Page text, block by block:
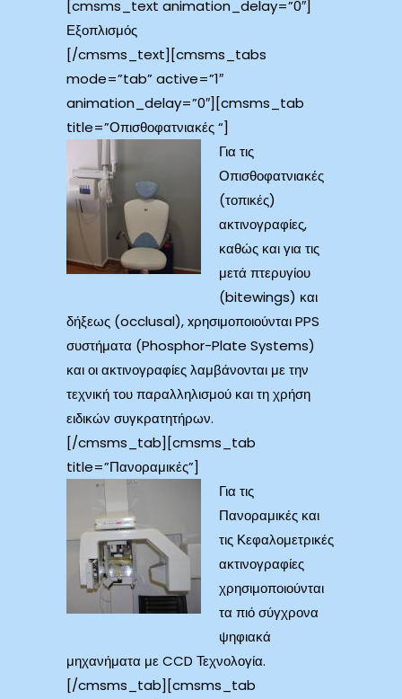
[cmsms_text animation_delay=”0″]
Εξοπλισμός
[/cmsms_text][cmsms_tabs
mode=”tab” active=”1″
animation_delay=”0″][cmsms_tab
title=”Οπισθοφατνιακές “]
Για τις
Οπισθοφατνιακές
(τοπικές)
ακτινογραφίες,
καθώς και για τις
μετά πτερυγίου
(bitewings) και
δήξεως (occlusal), xρησιμοποιούνται PPS
συστήματα (Phosphor-Plate Systems)
και οι ακτινογραφίες λαμβάνονται με την
τεχνική του παραλληλισμού και τη χρήση
ειδικών συγκρατητήρων.
[/cmsms_tab][cmsms_tab
title=”Πανοραμικές”]
Για τις
Πανοραμικές και
τις Κεφαλομετρικές
ακτινογραφίες
χρησιμοποιούνται
τα πιό σύγχρονα
ψηφιακά
μηχανήματα με CCD Τεχνολογία.
[/cmsms_tab][cmsms_tab